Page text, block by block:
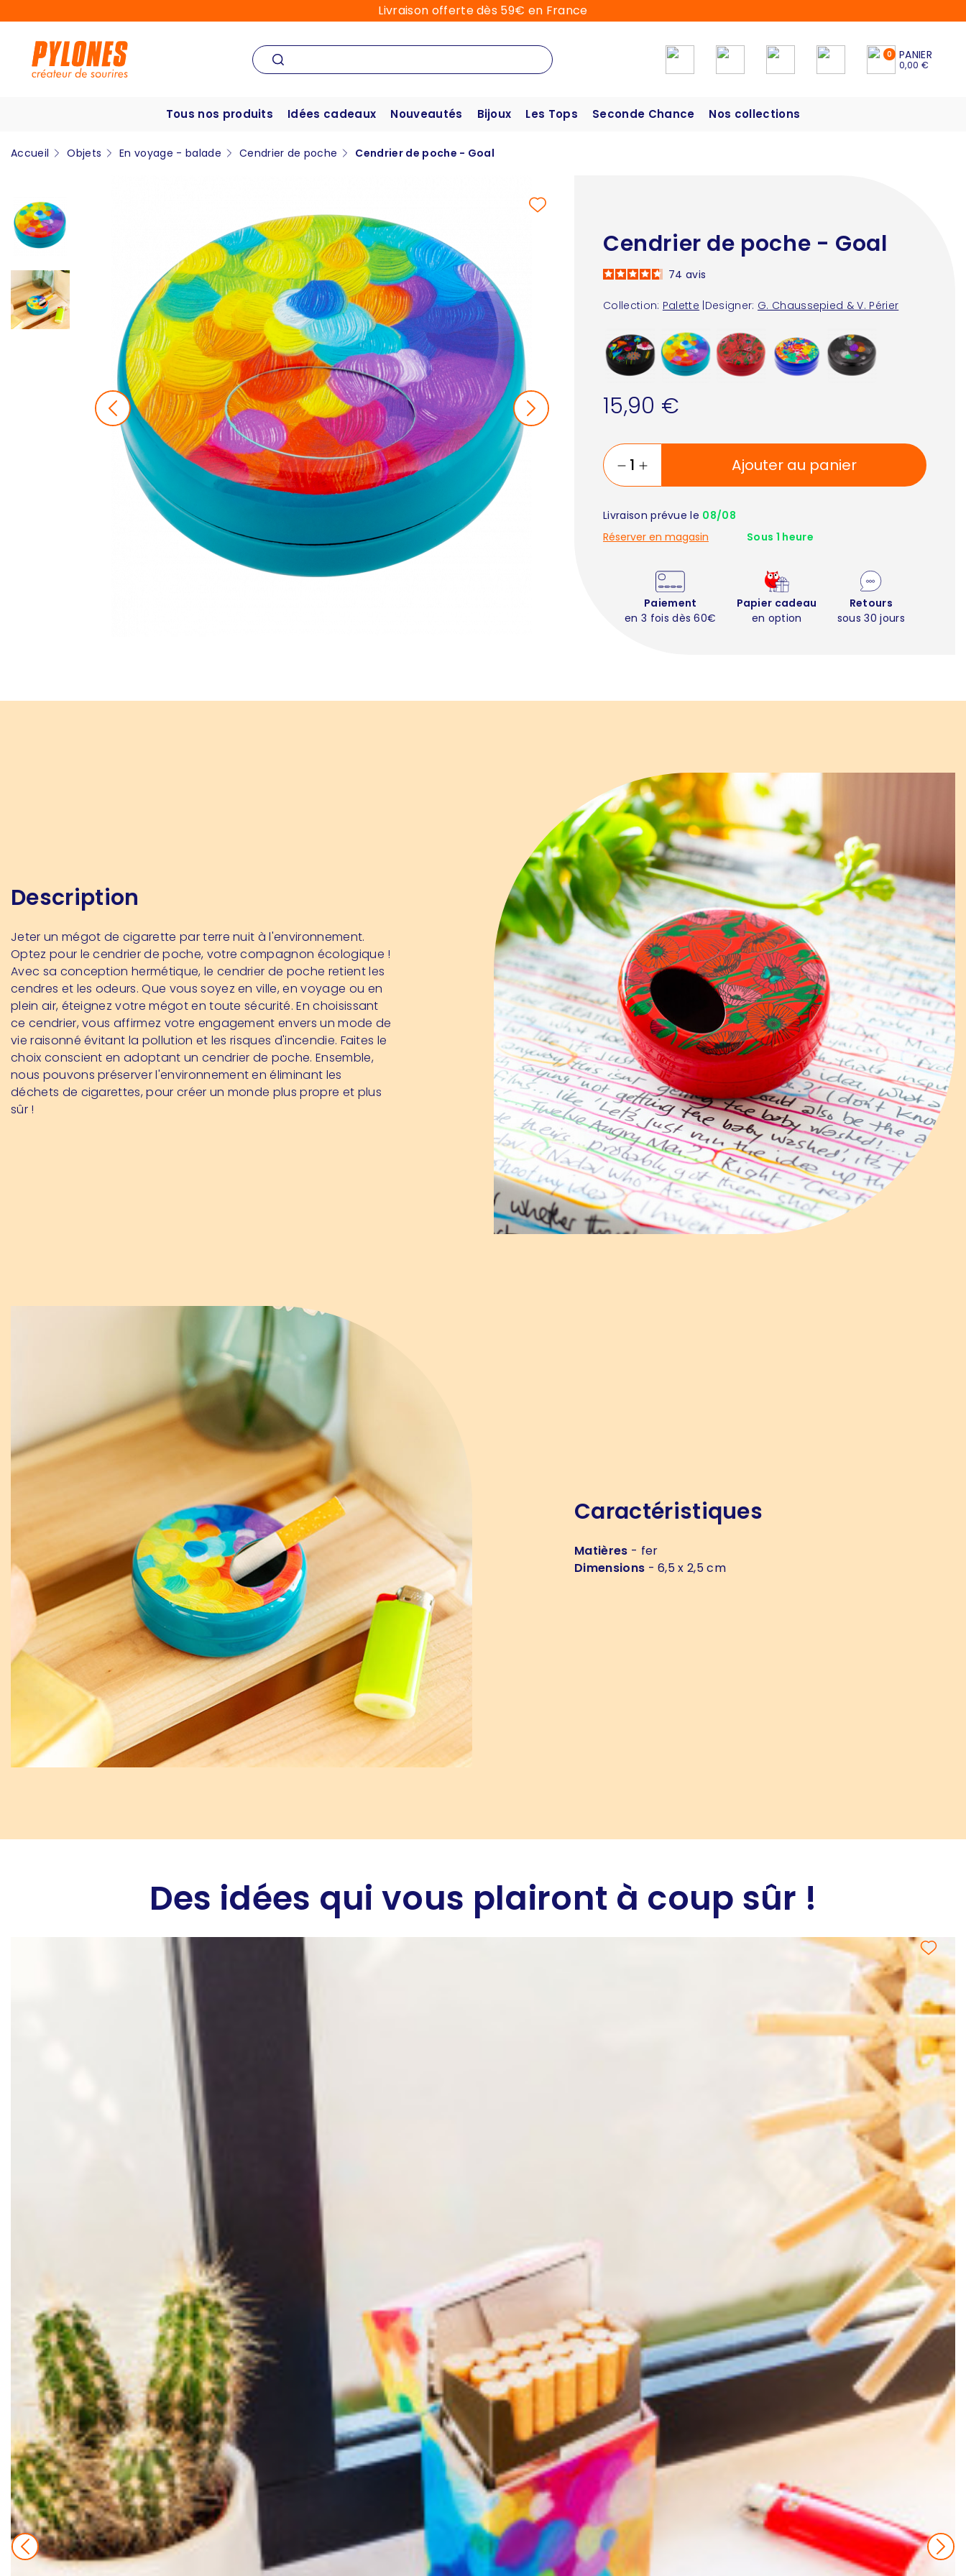
Livraison offerte dès 59€ en France
0 PANIER
0,00 €
Tous nos produits Idées cadeaux Nouveautés Bijoux Les Tops Seconde Chance Nos collections
Accueil Objets En voyage - balade Cendrier de poche Cendrier de poche - Goal
Cendrier de poche - Goal
Collection: Palette Designer: G. Chaussepied & V. Périer
74 avis
15,90 €
Ajouter au panier
Livraison prévue le 08/08
Réserver en magasin
Sous 1 heure
Paiement
en 3 fois dès 60€
Papier cadeau
en option
Retours
sous 30 jours
Description
Jeter un mégot de cigarette par terre nuit à l'environnement.
Optez pour le cendrier de poche, votre compagnon écologique !
Avec sa conception hermétique, le cendrier de poche retient les
cendres et les odeurs. Que vous soyez en ville, en voyage ou en
plein air, éteignez votre mégot en toute sécurité. En choisissant
ce cendrier, vous affirmez votre engagement envers un mode de
vie raisonné évitant la pollution et les risques d'incendie. Faites le
choix conscient en adoptant un cendrier de poche. Ensemble,
nous pouvons préserver l'environnement en éliminant les
déchets de cigarettes, pour créer un monde plus propre et plus
sûr !
Caractéristiques
Matières - fer
Dimensions - 6,5 x 2,5 cm
Des idées qui vous plairont à coup sûr !